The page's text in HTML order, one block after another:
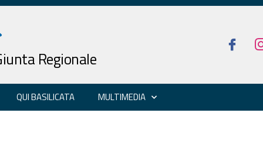
Regionale
QUI BASILICATA MULTIMEDIA